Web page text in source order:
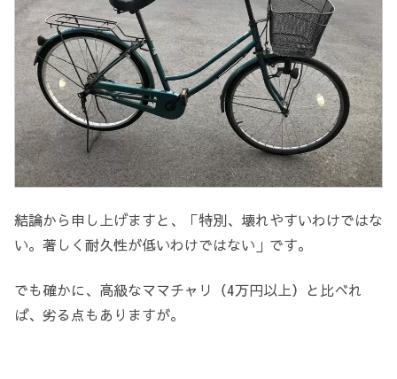
結論から申し上げますと、「特別、壊れやすいわけではな
い。著しく耐久性が低いわけではない」です。
でも確かに、高級なママチャリ（4万円以上）と比べれ
ば、劣る点もありますが。